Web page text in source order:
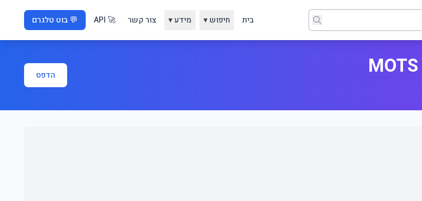
בית חיפוש ▾ מידע ▾ צור קשר 🚀 API 💬 בוט טלגרם
הדפס